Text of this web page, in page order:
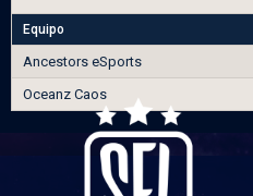
Equipo
Ancestors eSports
Oceanz Caos